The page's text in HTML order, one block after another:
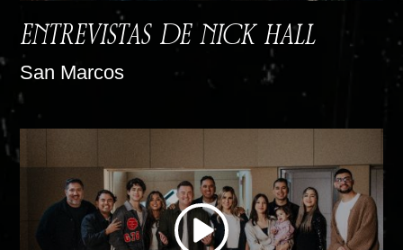
ENTREVISTAS DE NICK HALL
San Marcos